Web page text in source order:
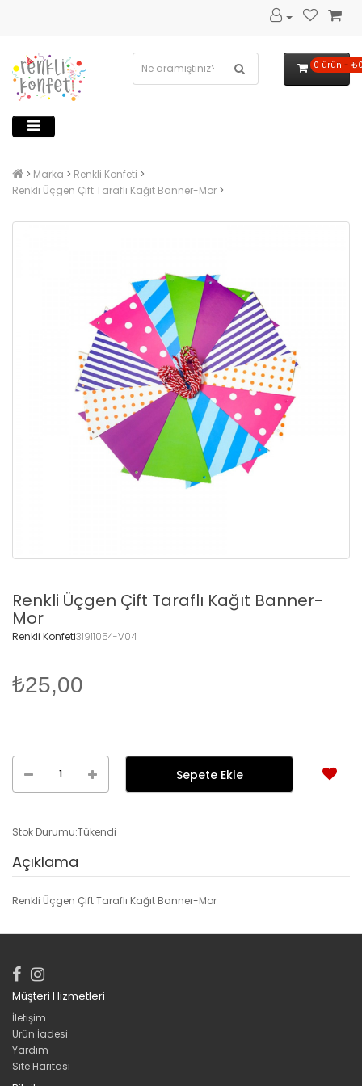
0 ürün -
Marka
Renkli Konfeti
Renkli Üçgen Çift Taraflı Kağıt Banner-Mor
Renkli Üçgen Çift Taraflı Kağıt Banner-
Mor
Renkli Konfeti31911054-V04
₺25,00
Stok Durumu:Tükendi
Açıklama
Renkli Üçgen Çift Taraflı Kağıt Banner-Mor
Müşteri Hizmetleri
İletişim
Ürün İadesi
Yardım
Site Haritası